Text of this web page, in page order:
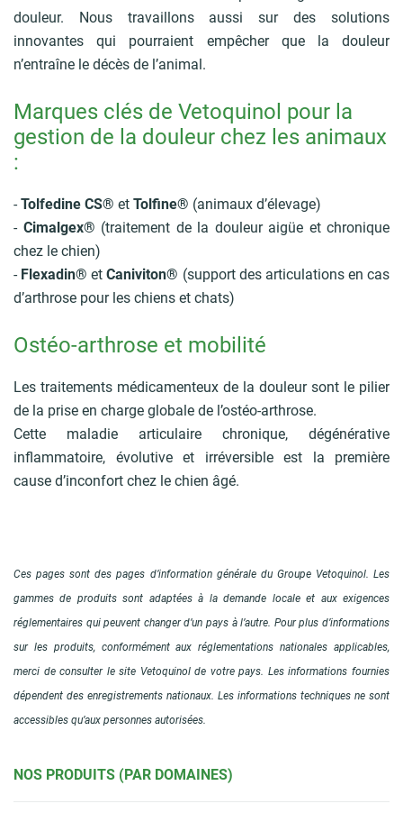
douleur. Nous travaillons aussi sur des solutions
innovantes qui pourraient empêcher que la douleur
n’entraîne le décès de l’animal.
Marques clés de Vetoquinol pour la
gestion de la douleur chez les animaux
:
-Tolfedine CS® et Tolfine® (animaux d’élevage)
- Cimalgex® (traitement de la douleur aigüe et chronique
chez le chien)
- Flexadin® etCaniviton® (support des articulations en cas
d’arthrose pour les chiens et chats)
Ostéo-arthrose et mobilité
Les traitements médicamenteux de la douleur sont le pilier
de la prise en charge globale de l’ostéo-arthrose.
Cette maladie articulaire chronique, dégénérative
inflammatoire, évolutive et irréversible est la première
cause d’inconfort chez le chien âgé.
Ces pages sont des pages d’information générale du Groupe Vetoquinol. Les
gammes de produits sont adaptées à la demande locale et aux exigences
réglementaires qui peuvent changer d’un pays à l’autre. Pour plus d’informations
sur les produits, conformément aux réglementations nationales applicables,
merci de consulter le site Vetoquinol de votre pays. Les informations fournies
dépendent des enregistrements nationaux. Les informations techniques ne sont
accessibles qu’aux personnes autorisées.
NOS PRODUITS (PAR DOMAINES)